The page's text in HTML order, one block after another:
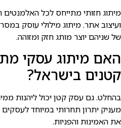
מיתוג חזותי מתייחס לכל האלמנטים
ועיצוב אתר. מיתוג מילולי עוסק
של שניהם יוצר מותג חזק ומזוהה.
האם מיתוג עסקי
קטנים בישראל?
בהחלט. גם עסק קטן יכול ליהנות
מעניק יתרון תחרותי במיוחד
את האמינות והפניות.